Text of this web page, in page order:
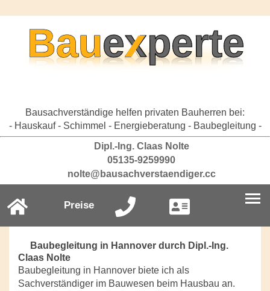
Bausachverständige helfen privaten Bauherren bei:
- Hauskauf - Schimmel - Energieberatung - Baubegleitung -
Dipl.-Ing. Claas Nolte
05135-9259990
nolte@bausachverstaendiger.cc
Preise
Baubegleitung in Hannover durch Dipl.-Ing.
Claas Nolte
Baubegleitung in Hannover biete ich als
Sachverständiger im Bauwesen beim Hausbau an.